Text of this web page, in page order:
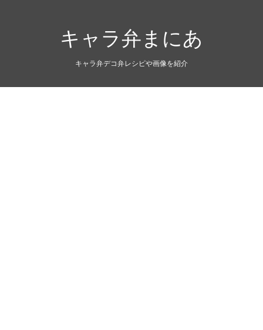
キャラ弁まにあ
キャラ弁デコ弁レシピや画像を紹介